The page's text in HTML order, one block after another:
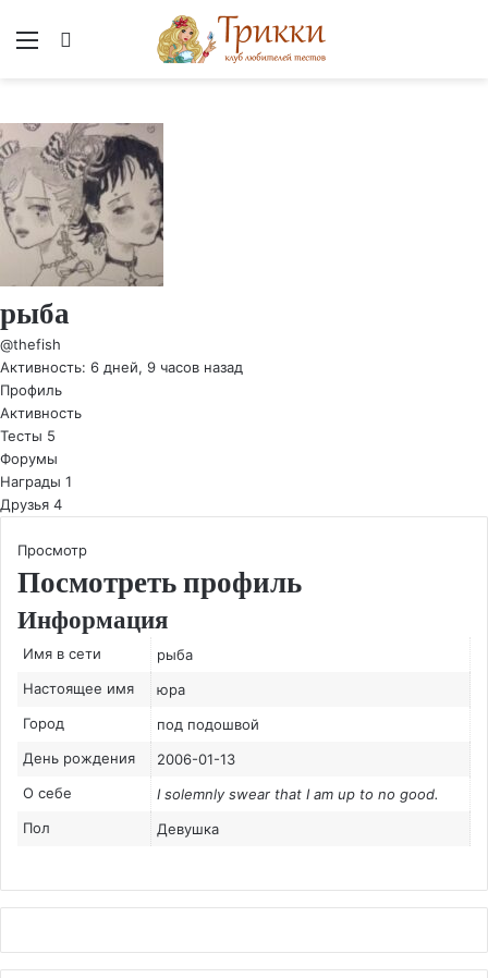
Меню
рыба
@thefish
Активность: 6 дней, 9 часов назад
Профиль
Активность
Тесты 5
Форумы
Награды 1
Друзья 4
Просмотр
Посмотреть профиль
Информация
Имя в сети
рыба
Настоящее имя
юра
Город
под подошвой
День рождения
2006-01-13
О себе
I solemnly swear that I am up to no good.
Пол
Девушка